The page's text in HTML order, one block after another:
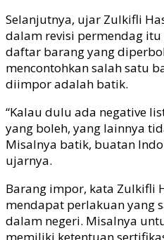
Selanjutnya, ujar Zulkifli
dalam revisi permendag
daftar barang yang
mencontohkan salah satu
diimpor adalah batik.
“Kalau dulu ada negative
yang boleh, yang lainnya
Misalnya batik, buatan
ujarnya.
Barang impor, kata Zulkifli
mendapat perlakuan yang
dalam negeri. Misalnya
memiliki ketentuan